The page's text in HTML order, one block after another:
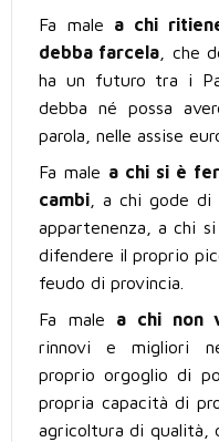
Fa male a chi
debba farcela , che
ha un futuro tra i
debba né possa
parola, nelle assise
Fa male a chi si è
cambi , a chi gode
appartenenza, a chi
difendere il proprio
feudo di provincia.
Fa male a chi non
rinnovi e migliori
proprio orgoglio di
propria capacità di
agricoltura di qualità,